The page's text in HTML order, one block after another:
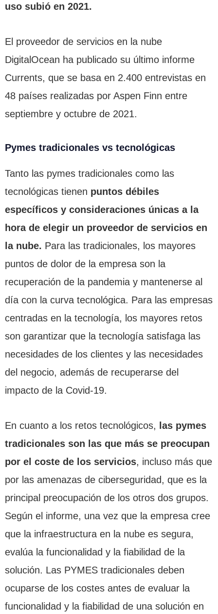
uso subió en 2021.
El proveedor de servicios en la nube
DigitalOcean ha publicado su último informe
Currents, que se basa en 2.400 entrevistas en
48 países realizadas por Aspen Finn entre
septiembre y octubre de 2021.
Pymes tradicionales vs tecnológicas
Tanto las pymes tradicionales como las
tecnológicas tienen puntos débiles
específicos y consideraciones únicas a la
hora de elegir un proveedor de servicios en
la nube. Para las tradicionales, los mayores
puntos de dolor de la empresa son la
recuperación de la pandemia y mantenerse al
día con la curva tecnológica. Para las empresas
centradas en la tecnología, los mayores retos
son garantizar que la tecnología satisfaga las
necesidades de los clientes y las necesidades
del negocio, además de recuperarse del
impacto de la Covid-19.
En cuanto a los retos tecnológicos, las pymes
tradicionales son las que más se preocupan
por el coste de los servicios, incluso más que
por las amenazas de ciberseguridad, que es la
principal preocupación de los otros dos grupos.
Según el informe, una vez que la empresa cree
que la infraestructura en la nube es segura,
evalúa la funcionalidad y la fiabilidad de la
solución. Las PYMES tradicionales deben
ocuparse de los costes antes de evaluar la
funcionalidad y la fiabilidad de una solución en